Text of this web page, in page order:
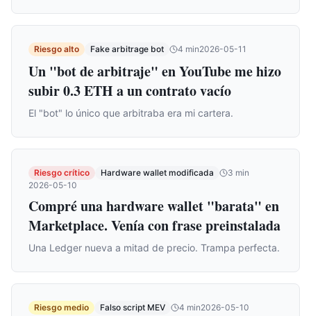
Riesgo alto Fake arbitrage bot 4 min2026-05-11
Un "bot de arbitraje" en YouTube me hizo
subir 0.3 ETH a un contrato vacío
El "bot" lo único que arbitraba era mi cartera.
Riesgo crítico Hardware wallet modificada 3 min
2026-05-10
Compré una hardware wallet "barata" en
Marketplace. Venía con frase preinstalada
Una Ledger nueva a mitad de precio. Trampa perfecta.
Riesgo medio Falso script MEV 4 min2026-05-10